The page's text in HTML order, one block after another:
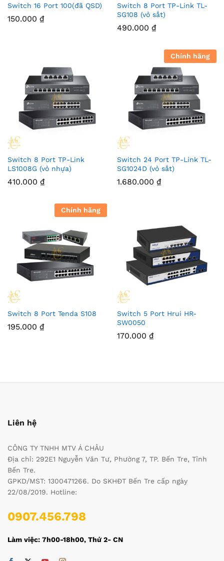
Switch 16 Port 100(đã QSD)
150.000 ₫
Switch 8 Port TP-Link TL-
SG108 (vỏ sắt)
490.000 ₫
Switch 8 Port TP-Link
LS1008G (vỏ nhựa)
410.000 ₫
Chính hãng
Switch 24 Port TP-Link TL-
SG1024D (vỏ sắt)
1.680.000 ₫
Chính hãng
Switch 8 Port Tenda S108
195.000 ₫
Switch 5 Port Hrui HR-
SW0050
170.000 ₫
Liên hệ
CÔNG TY TNHH MTV Á CHÂU
Địa chỉ: 292E1 Nguyễn Văn Tư, Phường 7, TP. Bến Tre, Tỉnh
Bến Tre.
GPKD/MST: 1300471266. Do SKHĐT Bến Tre cấp ngày
22/08/2019. Hotline:
0907.456.798
Làm việc: 7h00-18h00, Thứ 2- CN